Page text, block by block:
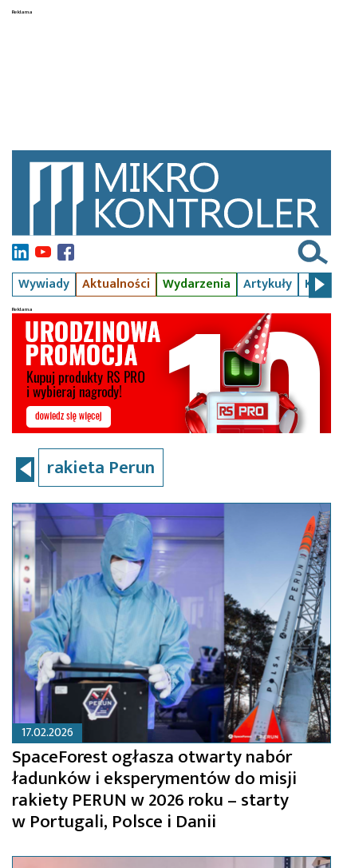
Wywiady Aktualności Wydarzenia Artykuły Kursy
rakieta Perun
17.02.2026
SpaceForest ogłasza otwarty nabór
ładunków i eksperymentów do misji
rakiety PERUN w 2026 roku – starty
w Portugali, Polsce i Danii